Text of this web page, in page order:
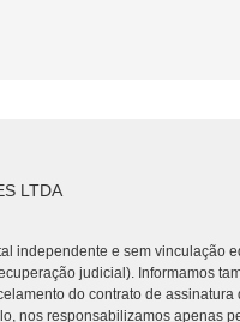
LTDA
independente e sem vinculação
judicial). Informamos
do contrato de assinatura
nos responsabilizamos apenas